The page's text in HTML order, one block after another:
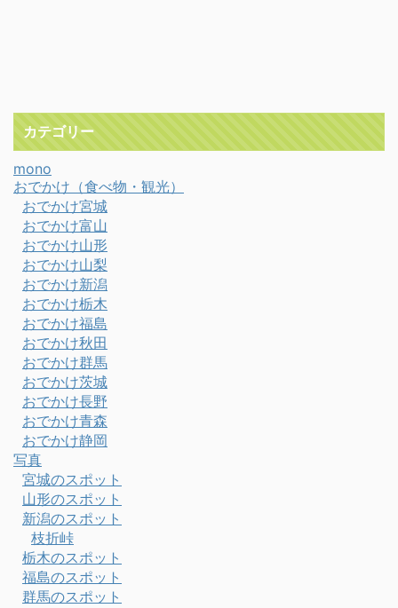
カテゴリー
mono
おでかけ（食べ物・観光）
おでかけ宮城
おでかけ富山
おでかけ山形
おでかけ山梨
おでかけ新潟
おでかけ栃木
おでかけ福島
おでかけ秋田
おでかけ群馬
おでかけ茨城
おでかけ長野
おでかけ青森
おでかけ静岡
写真
宮城のスポット
山形のスポット
新潟のスポット
枝折峠
栃木のスポット
福島のスポット
群馬のスポット